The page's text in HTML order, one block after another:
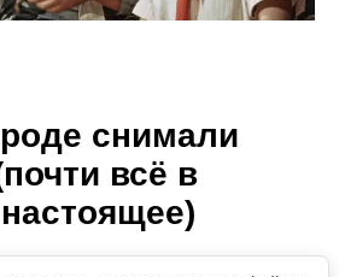
снимали
всё в